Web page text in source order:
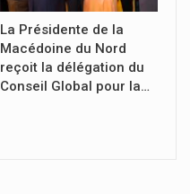
La Présidente de la
Macédoine du Nord
reçoit la délégation du
Conseil Global pour la…